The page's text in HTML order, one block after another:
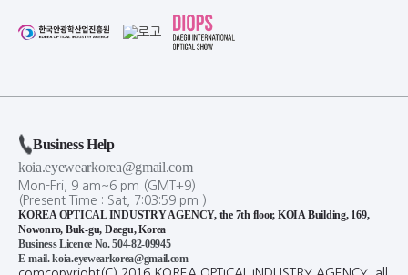
Business Help
koia.eyewearkorea@gmail.com
Mon-Fri, 9 am~6 pm (GMT+9)
(Present Time : Sat, 7:03:59 pm )
KOREA OPTICAL INDUSTRY AGENCY, the 7th floor, KOIA Building, 169,
Nowonro, Buk-gu, Daegu, Korea
Business Licence No. 504-82-09945
E-mail. koia.eyewearkorea@gmail.com